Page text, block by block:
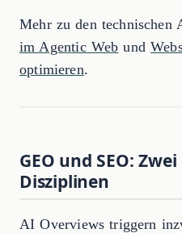
Mehr zu den technischen
im Agentic Web und
optimieren.
GEO und SEO:
Disziplinen
AI Overviews triggern